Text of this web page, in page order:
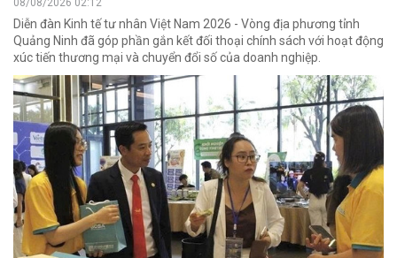
Diễn đàn Kinh tế tư nhân Việt Nam 2026 - Vòng địa phương tỉnh
Quảng Ninh đã góp phần gắn kết đối thoại chính sách với hoạt động
xúc tiến thương mại và chuyển đổi số của doanh nghiệp.